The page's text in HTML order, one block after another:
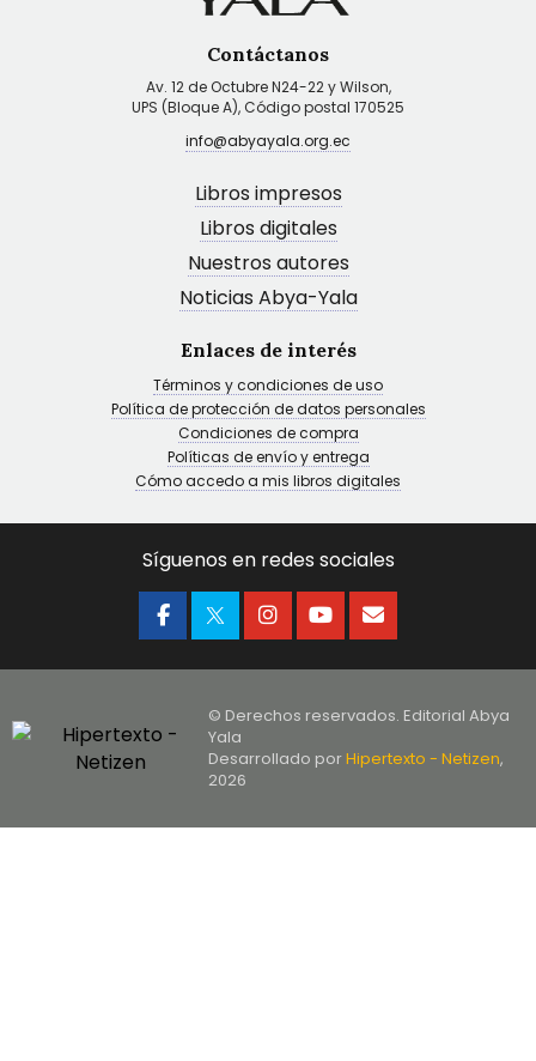
Contáctanos
Av. 12 de Octubre N24-22 y Wilson,
UPS (Bloque A), Código postal 170525
info@abyayala.org.ec
Libros impresos
Libros digitales
Nuestros autores
Noticias Abya-Yala
Enlaces de interés
Términos y condiciones de uso
Política de protección de datos personales
Condiciones de compra
Políticas de envío y entrega
Cómo accedo a mis libros digitales
Síguenos en redes sociales
© Derechos reservados. Editorial Abya
Yala
Desarrollado porHipertexto - Netizen,
2026